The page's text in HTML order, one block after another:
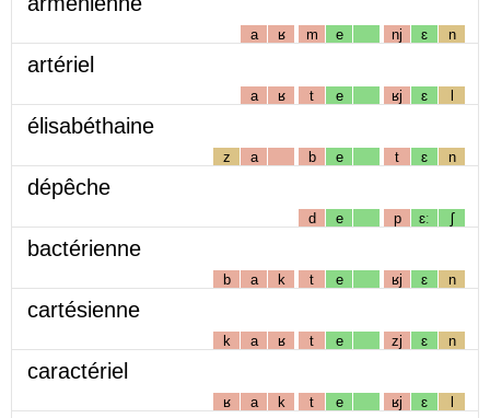
a ʁ m e nj ɛ n
artériel
a ʁ t e ʁj ɛ l
élisabéthaine
z a b e t ɛ n
dépêche
d e p ɛː ʃ
bactérienne
b a k t e ʁj ɛ n
cartésienne
k a ʁ t e zj ɛ n
caractériel
ʁ a k t e ʁj ɛ l